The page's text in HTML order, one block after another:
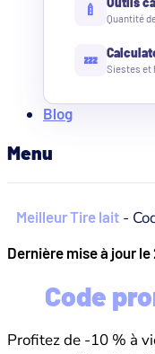
🍼 Quantité
💤 Siestes et
Blog
Menu
Meilleur Tire lait -
Dernière mise à jour le
Code
Profitez de -10 % à